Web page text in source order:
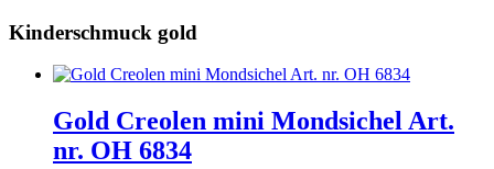
Kinderschmuck gold
Gold Creolen mini Mondsichel Art.
nr. OH 6834